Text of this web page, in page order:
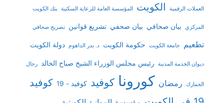
العملات الرقمية الكويت المؤسسة العامة للرعاية السكنية بنك الكويت
المركزي بيان صحافي بيان صحفي تشريع قوانين تصريح صحافي
تطعيم جامعة الكويت حكومة الكويت د. بدر الداهوم دولة الكويت
ديوان الخدمة المدنية رئيس مجلس الوزراء الشيخ صباح الخالد رجال
الجمارك رمضان كورونا كوفيد كوفيد - 19
كوفيد